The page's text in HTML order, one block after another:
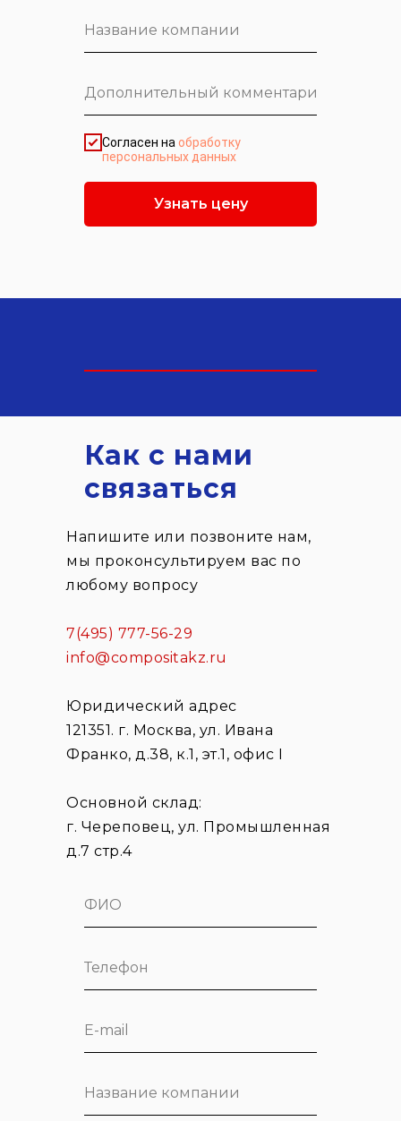
Согласен на обработку
персональных данных
Узнать цену
Как с нами
связаться
Напишите или позвоните нам,
мы проконсультируем вас по
любому вопросу
7(495) 777-56-29
info@compositakz.ru
Юридический адрес
121351. г. Москва, ул. Ивана
Франко, д.38, к.1, эт.1, офис I
Основной склад:
г. Череповец, ул. Промышленная
д.7 стр.4